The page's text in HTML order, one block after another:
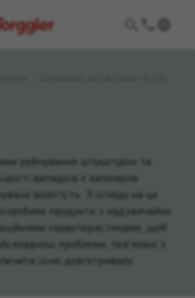
руйнування штукатурок та
випадків є капілярна
вологість. З огляду на це
продукти з надзвичайно
характеристиками, щоб
проблеми, пов’язані з
їхню довготривалу